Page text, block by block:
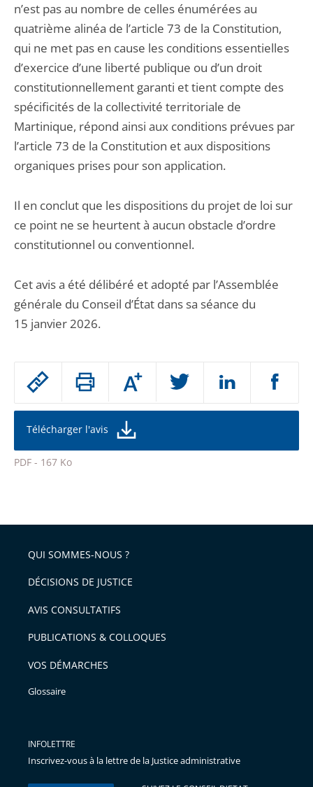
Passer
partage
de
l'article
pour
Augmenter
ou
la
de
la
police
Télécharger l'avis
PDF - 167 Ko
l'article
pour
avant
n’est pas au nombre de celles énumérées au
quatrième alinéa de l’article 73 de la Constitution,
qui ne met pas en cause les conditions essentielles
d’exercice d’une liberté publique ou d’un droit
constitutionnellement garanti et tient compte des
spécificités de la collectivité territoriale de
Martinique, répond ainsi aux conditions prévues par
l’article 73 de la Constitution et aux dispositions
organiques prises pour son application.
Il en conclut que les dispositions du projet de loi sur
ce point ne se heurtent à aucun obstacle d’ordre
constitutionnel ou conventionnel.
Cet avis a été délibéré et adopté par l’Assemblée
générale du Conseil d’État dans sa séance du
15 janvier 2026.
QUI SOMMES-NOUS ?
DÉCISIONS DE JUSTICE
AVIS CONSULTATIFS
PUBLICATIONS & COLLOQUES
VOS DÉMARCHES
Glossaire
INFOLETTRE
Inscrivez-vous à la lettre de la Justice administrative